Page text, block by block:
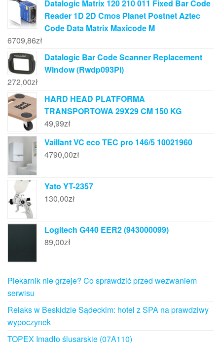
Datalogic Matrix 120 210 011 Fixed Bar Code
Reader 1D 2D Cmos Planet Postnet Aztec
Code Data Matrix Maxicode M
6709,86zł
Datalogic Bar Code Scanner Replacement
Window (Rwdp093Pl)
272,00zł
HARD HEAD PLATFORMA
TRANSPORTOWA 29X29 CM 150 KG
49,99zł
Vaillant VC eco TEC pro 146/5 10021960
4790,00zł
Yato YT-2357
130,00zł
Logitech G440 EER2 (943000099)
89,00zł
Piekarnik nie grzeje? Co sprawdzić przed wezwaniem
serwisu
Relaks w Beskidzie Sądeckim: hotel z SPA na prawdziwy
wypoczynek
TOPEX Imadło ślusarskie (07A110)